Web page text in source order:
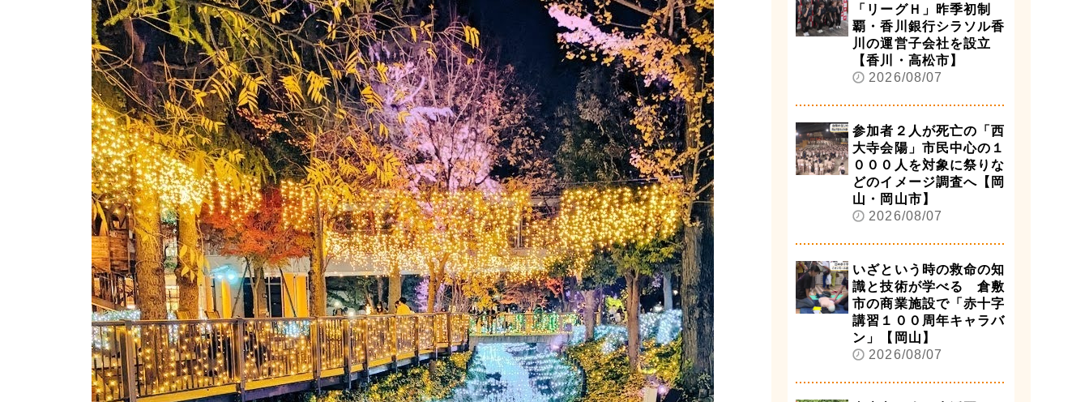
「リーグＨ」昨季初制
覇・香川銀行シラソル香
川の運営子会社を設立
【香川・高松市】
2026/08/07
参加者２人が死亡の「西
大寺会陽」市民中心の１
０００人を対象に祭りな
どのイメージ調査へ【岡
山・岡山市】
2026/08/07
いざという時の救命の知
識と技術が学べる 倉敷
市の商業施設で「赤十字
講習１００周年キャラバ
ン」【岡山】
2026/08/07